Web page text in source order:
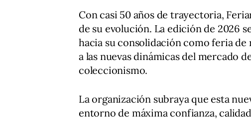
Con casi 50 años de trayectoria,
de su evolución. La edición de 2026
hacia su consolidación como feria
a las nuevas dinámicas del mercado
coleccionismo.
La organización subraya que esta
entorno de máxima confianza,